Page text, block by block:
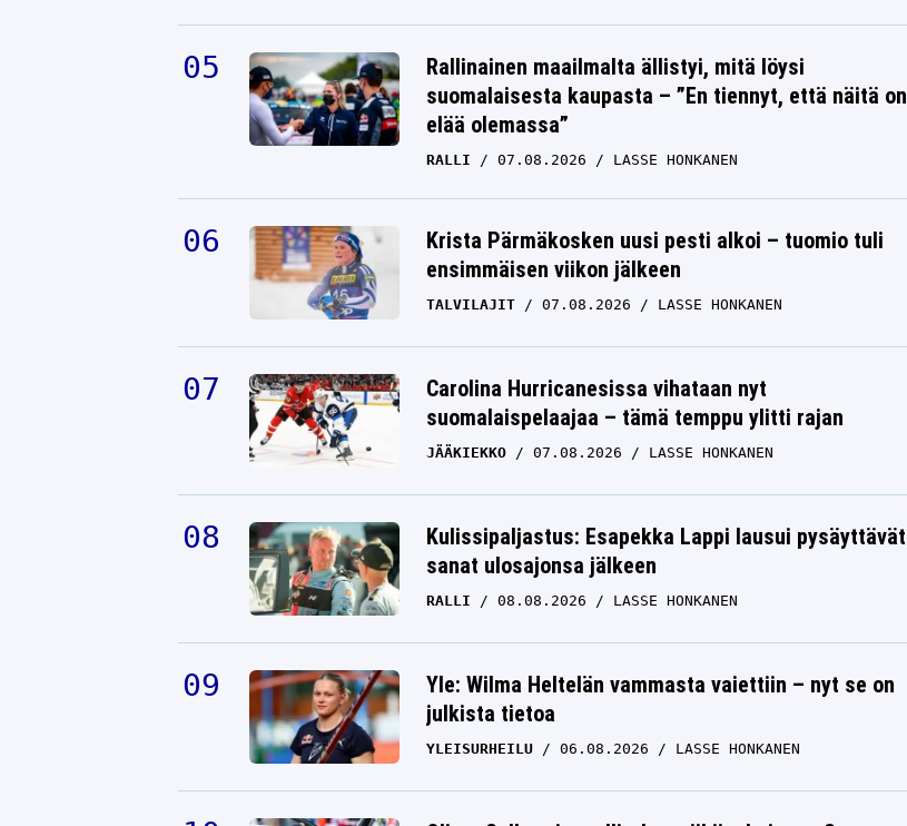
Rallinainen maailmalta ällistyi, mitä löysi
suomalaisesta kaupasta – ”En tiennyt, että näitä on
elää olemassa”
RALLI 07.08.2026 LASSE HONKANEN
Krista Pärmäkosken uusi pesti alkoi – tuomio tuli
ensimmäisen viikon jälkeen
TALVILAJIT 07.08.2026 LASSE HONKANEN
Carolina Hurricanesissa vihataan nyt
suomalaispelaajaa – tämä temppu ylitti rajan
JÄÄKIEKKO 07.08.2026 LASSE HONKANEN
Kulissipaljastus: Esapekka Lappi lausui pysäyttävät
sanat ulosajonsa jälkeen
RALLI 08.08.2026 LASSE HONKANEN
Yle: Wilma Heltelän vammasta vaiettiin – nyt se on
julkista tietoa
YLEISURHEILU 06.08.2026 LASSE HONKANEN